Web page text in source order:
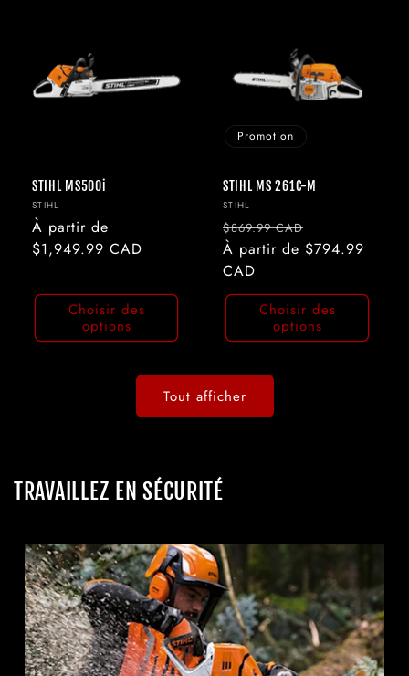
STIHL MS500i
Fournisseur :
STIHL
Prix
habituel
À partir de
$1,949.99 CAD
Choisir des
options
Promotion
STIHL MS 261C-M
Fournisseur :
STIHL
Prix
habituel
$869.99 CAD
promotionnel
À partir de $794.99
CAD
Choisir des
options
Tout afficher
TRAVAILLEZ EN SÉCURITÉ